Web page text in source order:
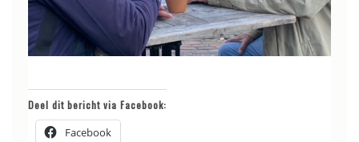
Deel dit bericht via Facebook:
Facebook